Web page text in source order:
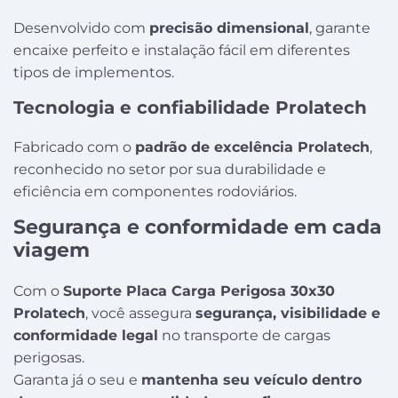
Desenvolvido com precisão dimensional, garante
encaixe perfeito e instalação fácil em diferentes
tipos de implementos.
Tecnologia e confiabilidade Prolatech
Fabricado com o padrão de excelência Prolatech,
reconhecido no setor por sua durabilidade e
eficiência em componentes rodoviários.
Segurança e conformidade em cada
viagem
Com o Suporte Placa Carga Perigosa 30x30
Prolatech, você assegura segurança, visibilidade e
conformidade legal no transporte de cargas
perigosas.
Garanta já o seu e mantenha seu veículo dentro